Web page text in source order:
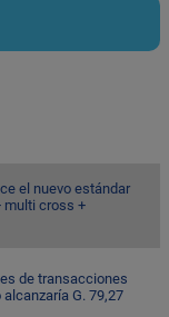
el nuevo estándar
multi cross +
de transacciones
G. 79,27